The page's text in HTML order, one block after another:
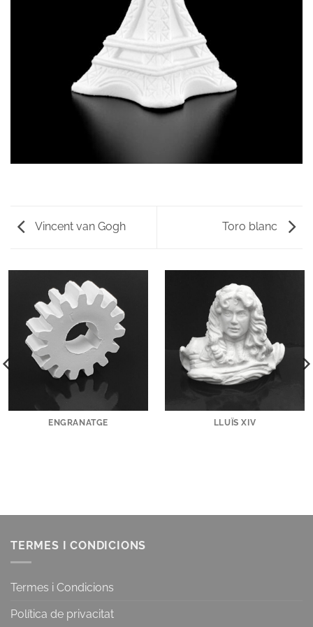
Vincent van Gogh Toro blanc
ENGRANATGE LLUÏS XIV
TERMES I CONDICIONS
Termes i Condicions
Política de privacitat